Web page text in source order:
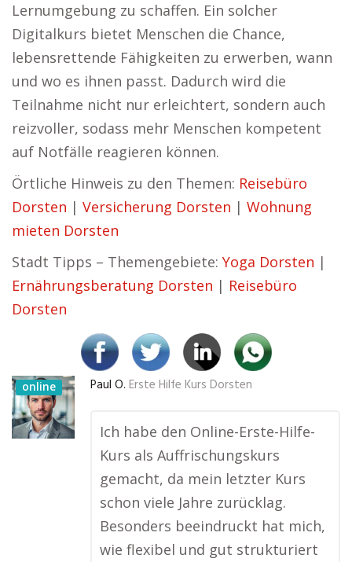
Lernumgebung zu schaffen. Ein solcher
Digitalkurs bietet Menschen die Chance,
lebensrettende Fähigkeiten zu erwerben, wann
und wo es ihnen passt. Dadurch wird die
Teilnahme nicht nur erleichtert, sondern auch
reizvoller, sodass mehr Menschen kompetent
auf Notfälle reagieren können.
Örtliche Hinweis zu den Themen: Reisebüro
Dorsten | Versicherung Dorsten | Wohnung
mieten Dorsten
Stadt Tipps – Themengebiete: Yoga Dorsten |
Ernährungsberatung Dorsten | Reisebüro
Dorsten
online Paul O. Erste Hilfe Kurs Dorsten
Ich habe den Online-Erste-Hilfe-
Kurs als Auffrischungskurs
gemacht, da mein letzter Kurs
schon viele Jahre zurücklag.
Besonders beeindruckt hat mich,
wie flexibel und gut strukturiert